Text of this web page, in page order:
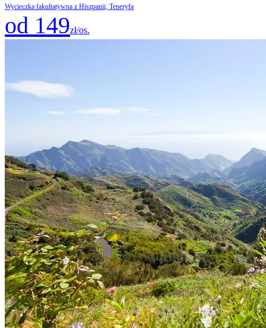
Wycieczka fakultatywna z Hiszpanii, Teneryfa
od 149zł/os.